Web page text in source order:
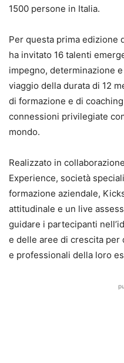
1500 persone in Italia.
Per questa prima edizione
ha invitato 16 talenti
impegno, determinazione
viaggio della durata di 12
di formazione e di
connessioni privilegiate
mondo.
Realizzato in
Experience, società
formazione aziendale,
attitudinale e un live
guidare i partecipanti
e delle aree di crescita
e professionali della loro